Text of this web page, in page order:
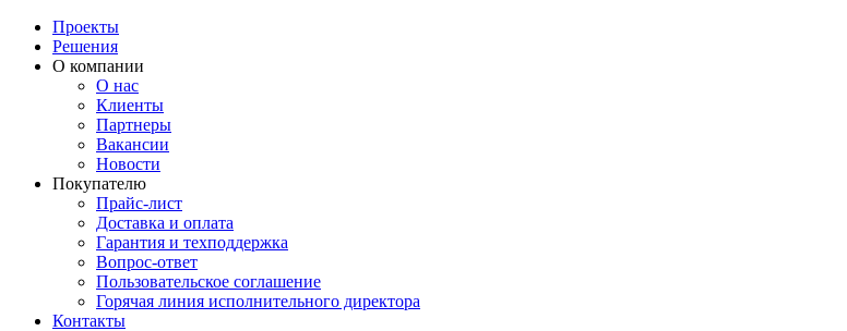
Проекты
Решения
О компании
О нас
Клиенты
Партнеры
Вакансии
Новости
Покупателю
Прайс-лист
Доставка и оплата
Гарантия и техподдержка
Вопрос-ответ
Пользовательское соглашение
Горячая линия исполнительного директора
Контакты